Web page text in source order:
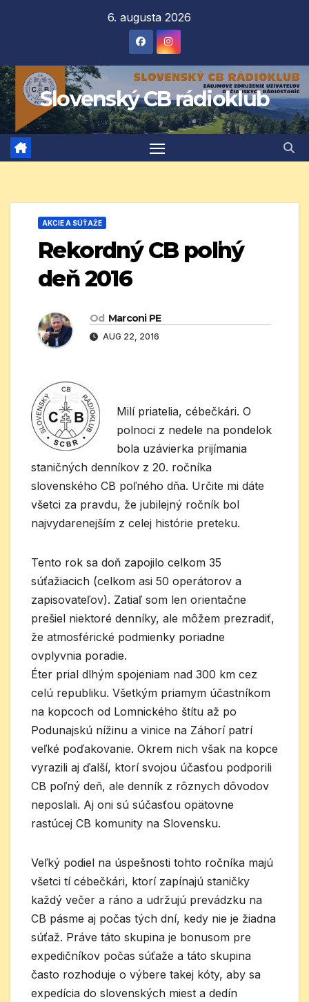
6. augusta 2026
Slovenský CB rádioklub
AKCIE A SÚŤAŽE
Rekordný CB poľný
deň 2016
Od Marconi PE
AUG 22, 2016
Milí priatelia, cébečkári. O
polnoci z nedele na pondelok
bola uzávierka prijímania
staničných denníkov z 20. ročníka
slovenského CB poľného dňa. Určite mi dáte
všetci za pravdu, že jubilejný ročník bol
najvydarenejším z celej histórie preteku.
Tento rok sa doň zapojilo celkom 35
súťažiacich (celkom asi 50 operátorov a
zapisovateľov). Zatiaľ som len orientačne
prešiel niektoré denníky, ale môžem prezradiť,
že atmosférické podmienky poriadne
ovplyvnia poradie.
Éter prial dlhým spojeniam nad 300 km cez
celú republiku. Všetkým priamym účastníkom
na kopcoch od Lomnického štítu až po
Podunajskú nížinu a vinice na Záhorí patrí
veľké poďakovanie. Okrem nich však na kopce
vyrazili aj ďalší, ktorí svojou účasťou podporili
CB poľný deň, ale denník z rôznych dôvodov
neposlali. Aj oni sú súčasťou opätovne
rastúcej CB komunity na Slovensku.
Veľký podiel na úspešnosti tohto ročníka majú
všetci tí cébečkári, ktorí zapínajú staničky
každý večer a ráno a udržujú prevádzku na
CB pásme aj počas tých dní, kedy nie je žiadna
súťaž. Práve táto skupina je bonusom pre
expedičníkov počas súťaže a táto skupina
často rozhoduje o výbere takej kóty, aby sa
expedícia do slovenských miest a dedín